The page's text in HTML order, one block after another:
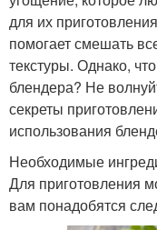
для их
помогает смешать
текстуры. Однако,
блендера? Не
секреты
использования
Необходимые
Для приготовления
вам понадобятся